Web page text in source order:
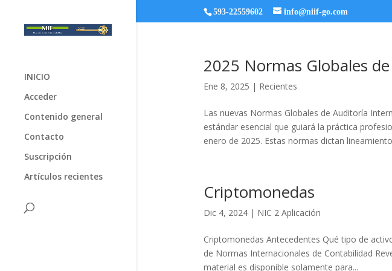
593-22559602 info@niif-go.com
INICIO
Acceder
Contenido general
Contacto
Suscripción
Artículos recientes
2025 Normas Globales
Ene 8, 2025 | Recientes
Las nuevas Normas Globales de Auditoría
estándar esencial que guiará la práctica
enero de 2025. Estas normas dictan
Criptomonedas
Dic 4, 2024| NIC 2 Aplicación
Criptomonedas Antecedentes Qué tipo de
de Normas Internacionales de Contabilidad
material es disponible solamente para...